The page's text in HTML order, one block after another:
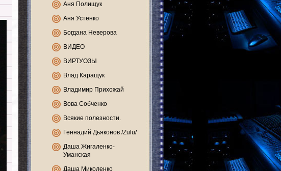
Аня Полищук
Аня Устенко
Богдана Неверова
ВИДЕО
ВИРТУОЗЫ
Влад Каращук
Владимир Прихожай
Вова Собченко
Всякие полезности.
Геннадий Дьяконов /Zulu/
Даша Жигаленко-
Уманская
Даша Миколенко